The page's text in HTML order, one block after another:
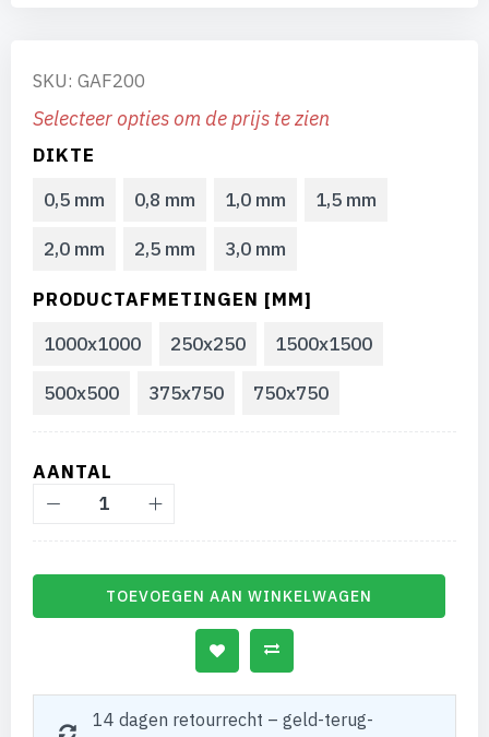
SKU: GAF200
Selecteer opties om de prijs te zien
DIKTE
0,5 mm
0,8 mm 1,0 mm 1,5 mm
2,0 mm 2,5 mm 3,0 mm
PRODUCTAFMETINGEN [MM]
1000x1000
250x250 1500x1500
500x500 375x750 750x750
AANTAL
TOEVOEGEN AAN WINKELWAGEN
14 dagen retourrecht – geld-terug-